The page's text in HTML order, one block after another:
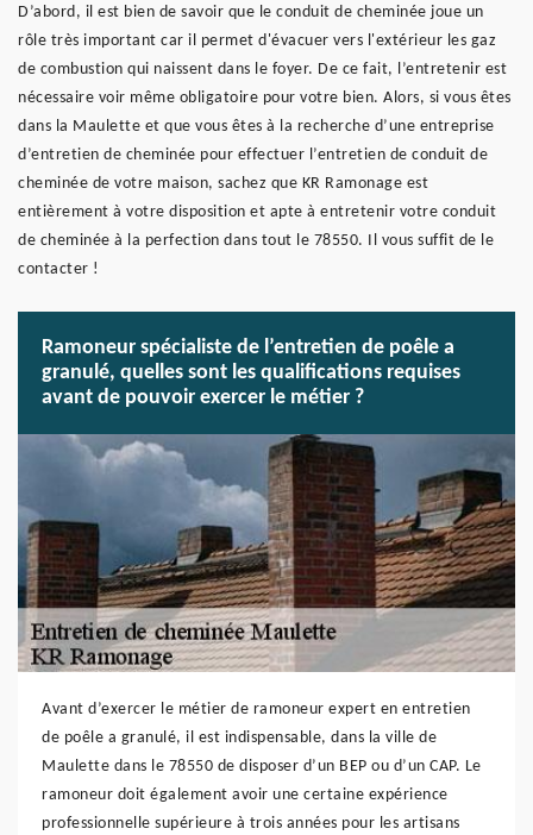
D’abord, il est bien de savoir que le conduit de cheminée joue un
rôle très important car il permet d'évacuer vers l'extérieur les gaz
de combustion qui naissent dans le foyer. De ce fait, l’entretenir est
nécessaire voir même obligatoire pour votre bien. Alors, si vous êtes
dans la Maulette et que vous êtes à la recherche d’une entreprise
d’entretien de cheminée pour effectuer l’entretien de conduit de
cheminée de votre maison, sachez que KR Ramonage est
entièrement à votre disposition et apte à entretenir votre conduit
de cheminée à la perfection dans tout le 78550. Il vous suffit de le
contacter !
Ramoneur spécialiste de l’entretien de poêle a
granulé, quelles sont les qualifications requises
avant de pouvoir exercer le métier ?
Avant d’exercer le métier de ramoneur expert en entretien
de poêle a granulé, il est indispensable, dans la ville de
Maulette dans le 78550 de disposer d’un BEP ou d’un CAP. Le
ramoneur doit également avoir une certaine expérience
professionnelle supérieure à trois années pour les artisans